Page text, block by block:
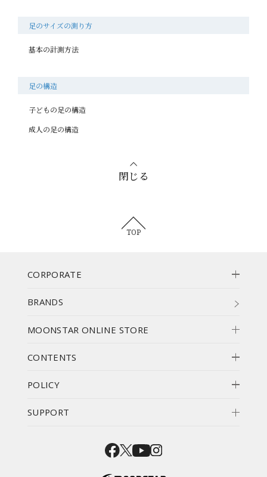
足のサイズの測り方
基本の計測方法
足の構造
子どもの足の構造
成人の足の構造
閉じる
TOP
CORPORATE
BRANDS
MOONSTAR ONLINE STORE
CONTENTS
POLICY
SUPPORT